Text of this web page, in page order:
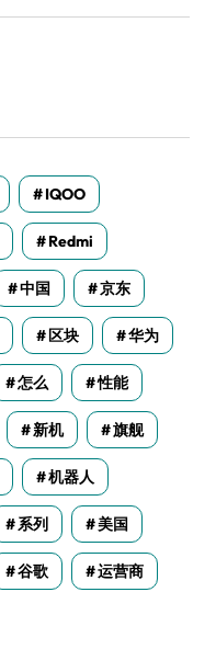
IQOO
Redmi
中国 京东
区块 华为
怎么 性能
新机 旗舰
机器人
系列 美国
谷歌 运营商